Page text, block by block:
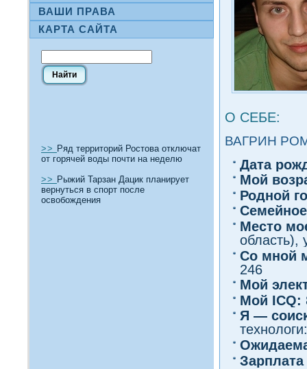
ВАШИ ПРАВА
КАРТА САЙТА
>> Ряд территорий Ростова отключат
от горячей воды почти на неделю
>> Рыжий Тарзан Дацик планирует
вернуться в спорт после
освобождения
О СЕБЕ:
ВАГРИН
Дата
Мοй
Роднοй
Место
область),
Со мнοй
246
Мой
Мοй ICQ:
Я —